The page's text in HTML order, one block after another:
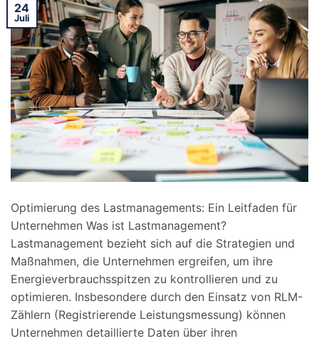
24
Juli
Optimierung des Lastmanagements: Ein Leitfaden für
Unternehmen Was ist Lastmanagement?
Lastmanagement bezieht sich auf die Strategien und
Maßnahmen, die Unternehmen ergreifen, um ihre
Energieverbrauchsspitzen zu kontrollieren und zu
optimieren. Insbesondere durch den Einsatz von RLM-
Zählern (Registrierende Leistungsmessung) können
Unternehmen detaillierte Daten über ihren